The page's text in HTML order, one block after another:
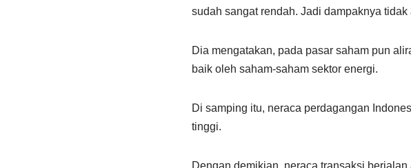
sudah sangat rendah. Jadi dampaknya
Dia mengatakan, pada pasar saham pun
baik oleh saham-saham sektor energi.
Di samping itu, neraca perdagangan
tinggi.